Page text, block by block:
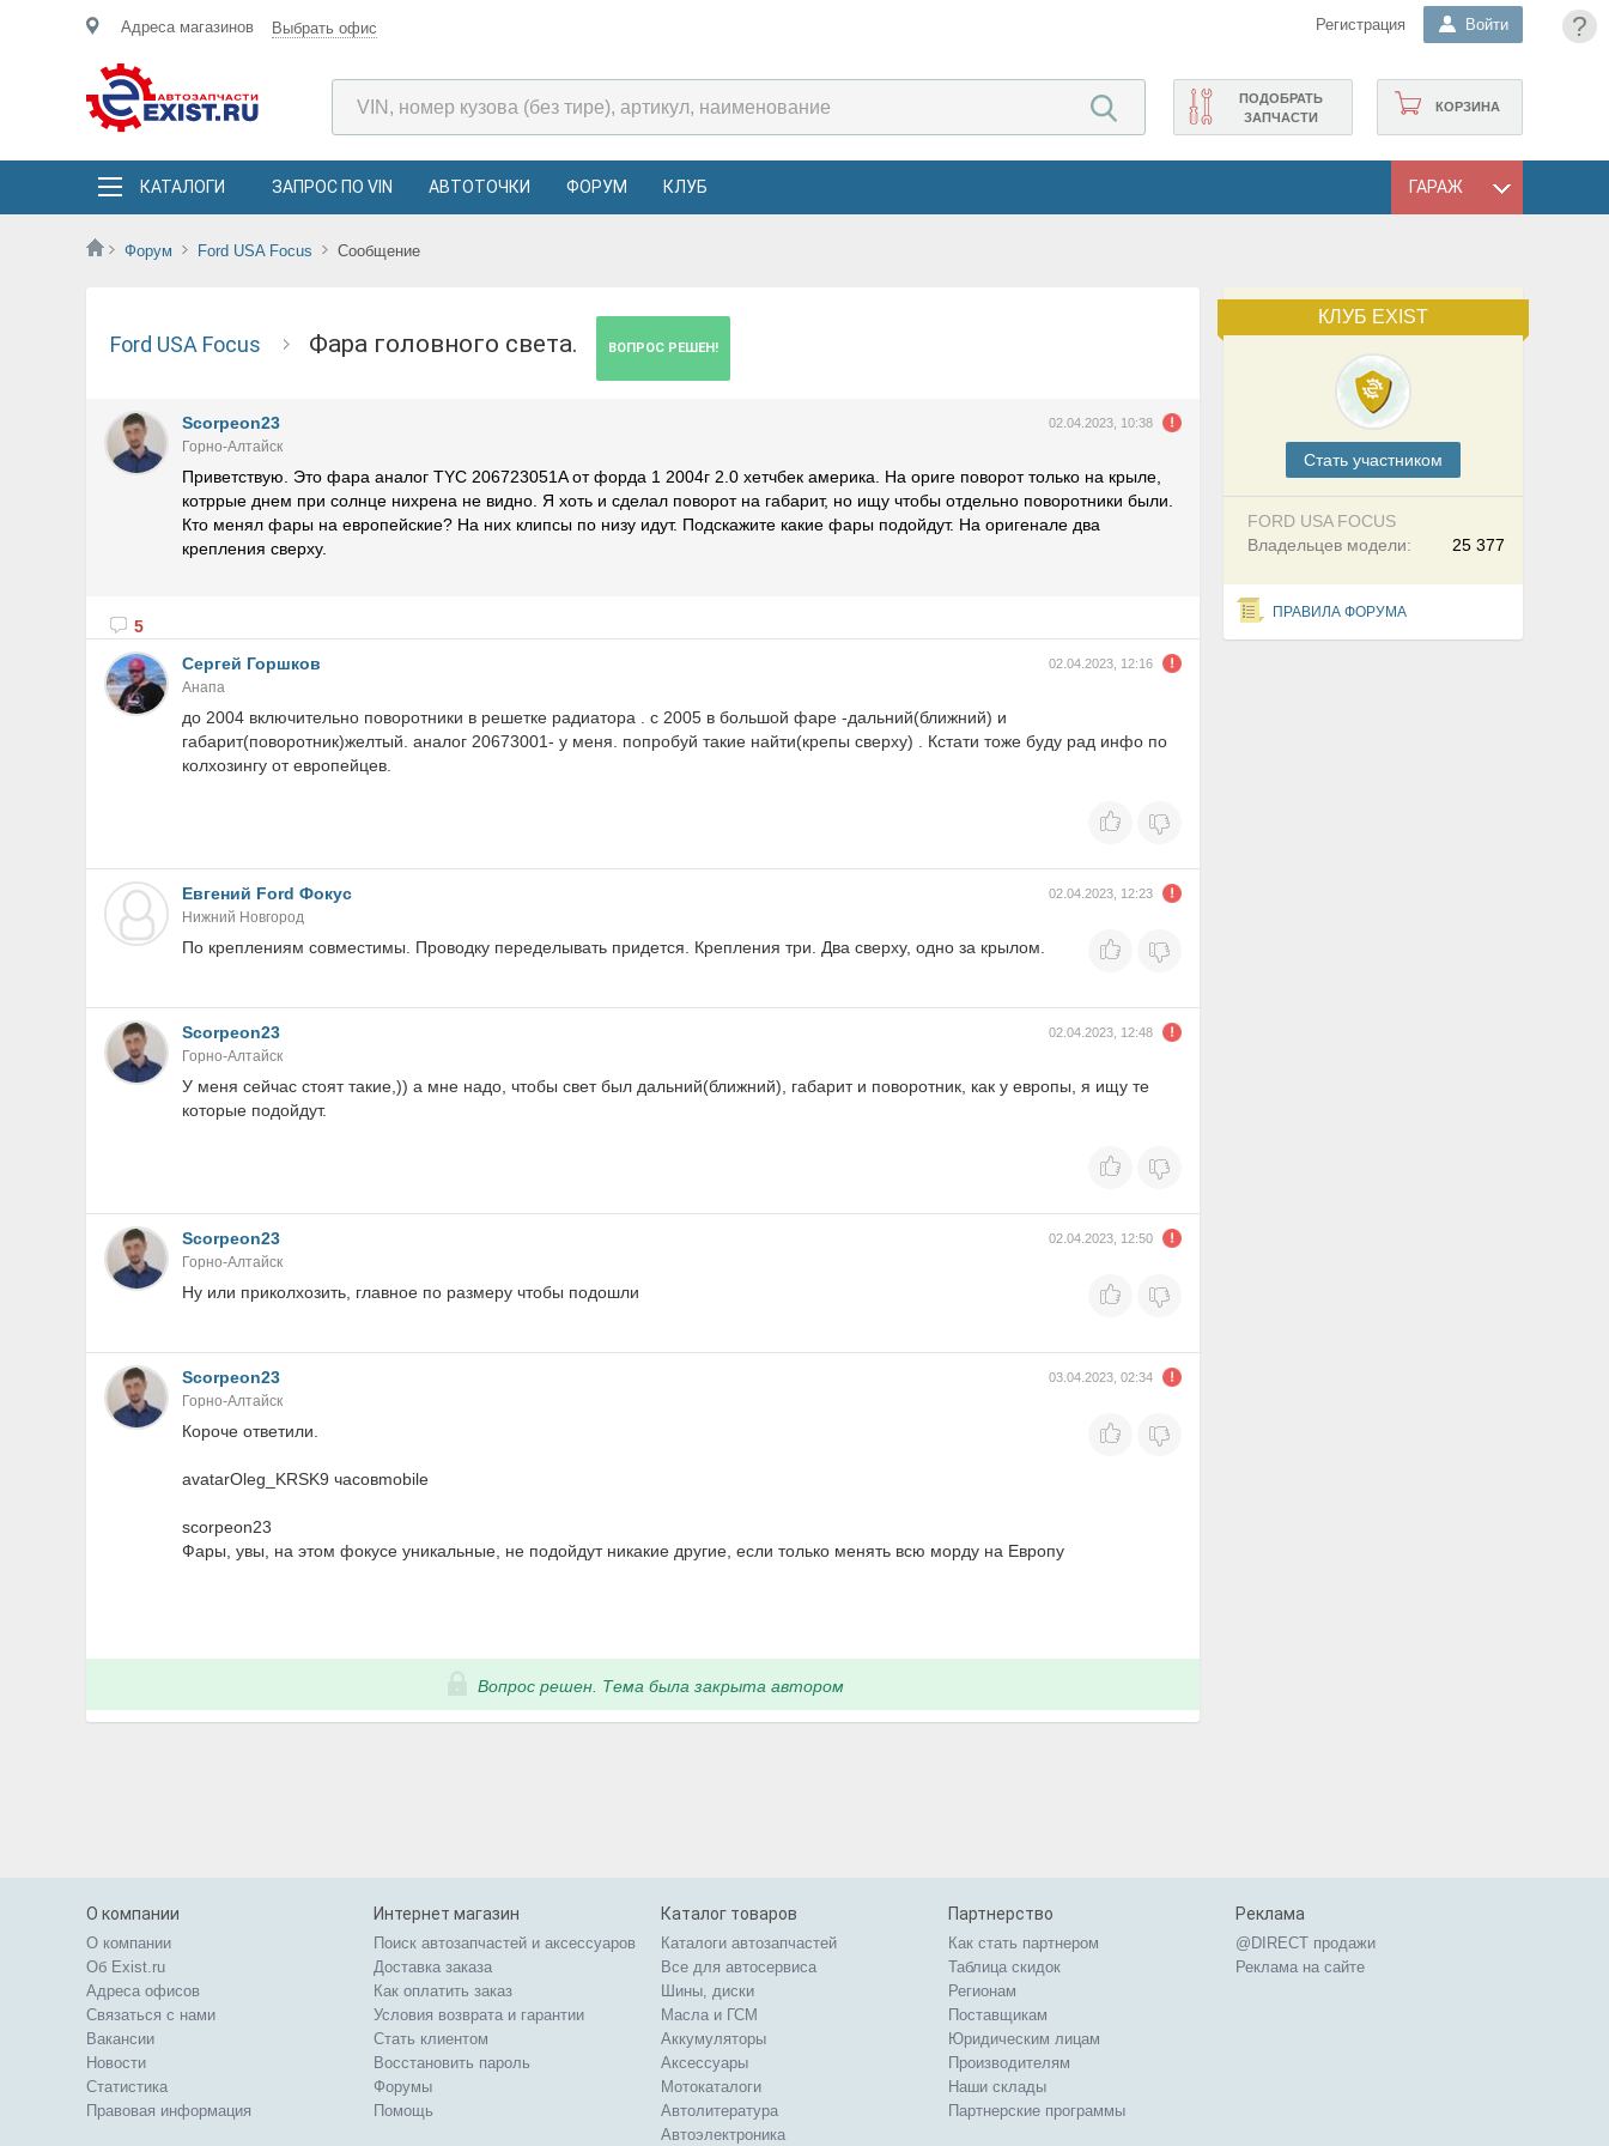
?
Адреса магазинов Выбрать офис Регистрация Войти
КОРЗИНА
ПОДОБРАТЬ
ЗАПЧАСТИ
КАТАЛОГИ ЗАПРОС ПО VIN АВТОТОЧКИ ФОРУМ КЛУБ ГАРАЖ
Форум Ford USA Focus Сообщение
КЛУБ EXIST
Cтать участником
FORD USA FOCUS
25 377
Владельцев модели:
ПРАВИЛА ФОРУМА
Ford USA Focus Фара головного света. ВОПРОС РЕШЕН!
Scorpeon23 02.04.2023, 10:38
Горно-Алтайск
Приветствую. Это фара аналог TYC 206723051A от форда 1 2004г 2.0 хетчбек америка. На ориге поворот только на крыле,
котррые днем при солнце нихрена не видно. Я хоть и сделал поворот на габарит, но ищу чтобы отдельно поворотники были.
Кто менял фары на европейские? На них клипсы по низу идут. Подскажите какие фары подойдут. На оригенале два
крепления сверху.
5
Сергей Горшков
02.04.2023, 12:16
Анапа
до 2004 включительно поворотники в решетке радиатора . с 2005 в большой фаре -дальний(ближний) и
габарит(поворотник)желтый. аналог 20673001- у меня. попробуй такие найти(крепы сверху) . Кстати тоже буду рад инфо по
колхозингу от европейцев.
Евгений Ford Фокус 02.04.2023, 12:23
Нижний Новгород
По креплениям совместимы. Проводку переделывать придется. Крепления три. Два сверху, одно за крылом.
Scorpeon23 02.04.2023, 12:48
Горно-Алтайск
У меня сейчас стоят такие,)) а мне надо, чтобы свет был дальний(ближний), габарит и поворотник, как у европы, я ищу те
которые подойдут.
Scorpeon23 02.04.2023, 12:50
Горно-Алтайск
Ну или приколхозить, главное по размеру чтобы подошли
Scorpeon23 03.04.2023, 02:34
Горно-Алтайск
Короче ответили.
avatarOleg_KRSK9 часовmobile
scorpeon23
Фары, увы, на этом фокусе уникальные, не подойдут никакие другие, если только менять всю морду на Европу
Вопрос решен. Тема была закрыта автором
О компании
О компании
Об Exist.ru
Адреса офисов
Связаться с нами
Вакансии
Новости
Статистика
Правовая информация
Интернет магазин
Поиск автозапчастей и аксессуаров
Доставка заказа
Как оплатить заказ
Условия возврата и гарантии
Стать клиентом
Восстановить пароль
Форумы
Помощь
Каталог товаров
Каталоги автозапчастей
Все для автосервиса
Шины, диски
Масла и ГСМ
Аккумуляторы
Аксессуары
Мотокаталоги
Автолитература
Автоэлектроника
Партнерство
Как стать партнером
Таблица скидок
Регионам
Поставщикам
Юридическим лицам
Производителям
Наши склады
Партнерские программы
Реклама
@DIRECT продажи
Реклама на сайте